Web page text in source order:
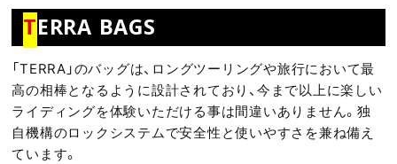
TERRA BAGS
「TERRA」のバッグは、ロングツーリングや旅行において最
高の相棒となるように設計されており、今まで以上に楽しい
ライディングを体験いただける事は間違いありません。独
自機構のロックシステムで安全性と使いやすさを兼ね備え
ています。